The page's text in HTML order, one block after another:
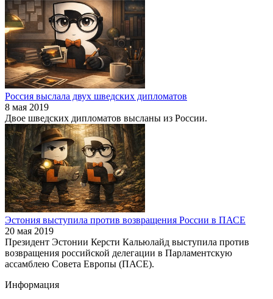
Россия выслала двух шведских дипломатов
8 мая 2019
Двое шведских дипломатов высланы из России.
Эстония выступила против возвращения России в ПАСЕ
20 мая 2019
Президент Эстонии Керсти Кальюлайд выступила против
возвращения российской делегации в Парламентскую
ассамблею Совета Европы (ПАСЕ).
Информация